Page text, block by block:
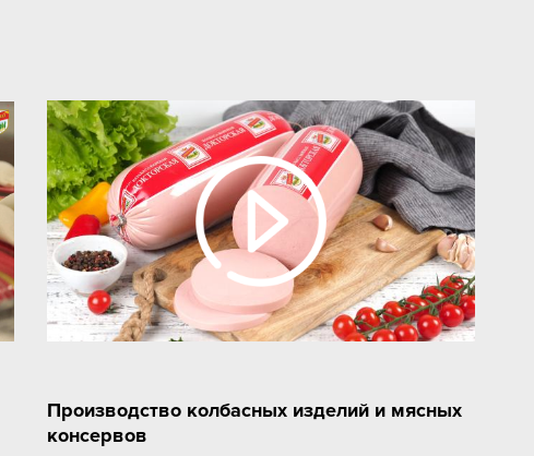
Производство колбасных изделий и мясных
консервов